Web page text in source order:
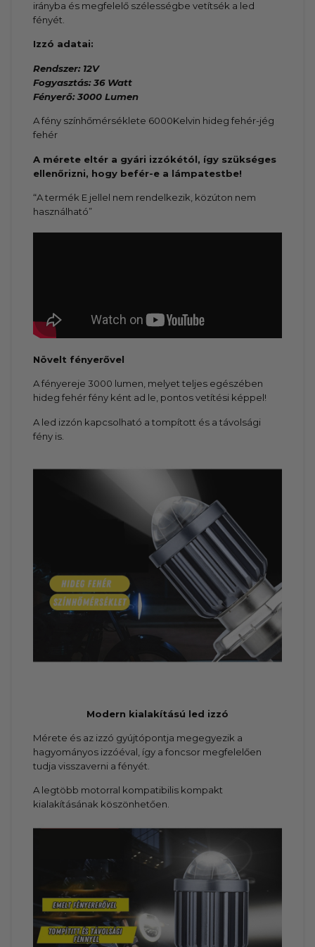
irányba és megfelelő szélességbe vetítsék a led
fényét.
Izzó adatai:
Rendszer: 12V
Fogyasztás: 36 Watt
Fényerő: 3000 Lumen
A fény színhőmérséklete 6000Kelvin hideg fehér-jég
fehér
A mérete eltér a gyári izzókétól, így szükséges
ellenőrizni, hogy befér-e a lámpatestbe!
“A termék E jellel nem rendelkezik, közúton nem
használható”
Növelt fényerővel
A fényereje 3000 lumen, melyet teljes egészében
hideg fehér fény ként ad le, pontos vetítési képpel!
A led izzón kapcsolható a tompított és a távolsági
fény is.
Modern kialakítású led izzó
Mérete és az izzó gyújtópontja megegyezik a
hagyományos izzóéval, így a foncsor megfelelően
tudja visszaverni a fényét.
A legtöbb motorral kompatibilis kompakt
kialakításának köszönhetően.